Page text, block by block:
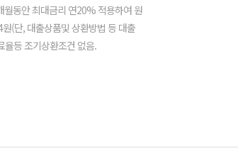
동안 최대금리 연20% 적용하여 원
(단, 대출상품및 상환방법 등 대출
율등 조기상환조건 없음.